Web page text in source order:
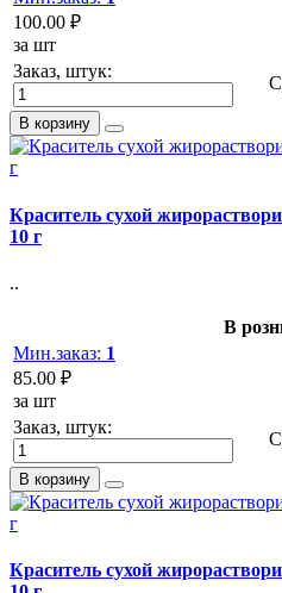
100.00 ₽
за шт
Заказ, штук:
В корзину
Краситель сухой
10 г
..
В
Мин.заказ: 1
85.00 ₽
за шт
Заказ, штук:
В корзину
Краситель сухой